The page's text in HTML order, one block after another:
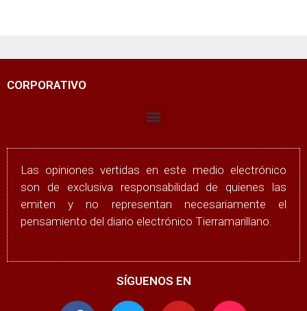
CORPORATIVO
Las opiniones vertidas en este medio electrónico
son de exclusiva responsabilidad de quienes las
emiten y no representan necesariamente el
pensamiento del diario electrónico Tierramarillano.
SÍGUENOS EN